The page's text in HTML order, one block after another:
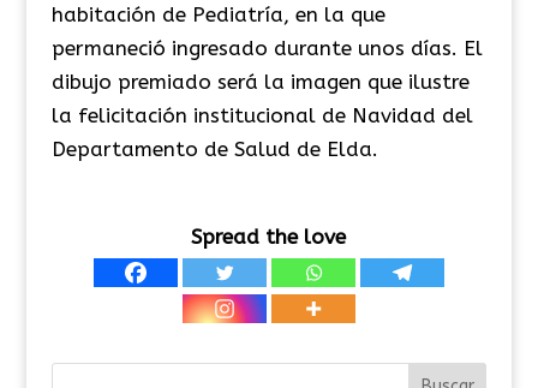
habitación de Pediatría, en la que
permaneció ingresado durante unos días. El
dibujo premiado será la imagen que ilustre
la felicitación institucional de Navidad del
Departamento de Salud de Elda.
Spread the love